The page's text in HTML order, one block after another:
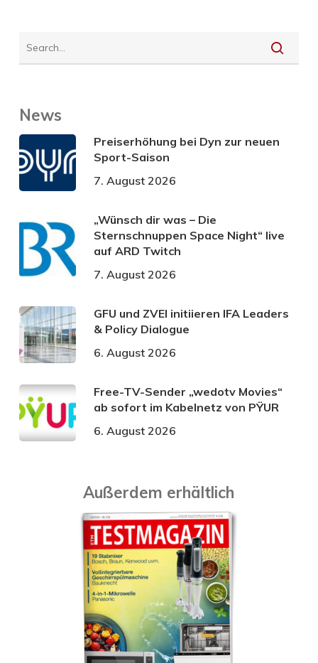
News
Preiserhöhung bei Dyn zur neuen
Sport-Saison
7. August 2026
„Wünsch dir was – Die
Sternschnuppen Space Night“ live
auf ARD Twitch
7. August 2026
GFU und ZVEI initiieren IFA Leaders
& Policy Dialogue
6. August 2026
Free-TV-Sender „wedotv Movies“
ab sofort im Kabelnetz von PŸUR
6. August 2026
Außerdem erhältlich